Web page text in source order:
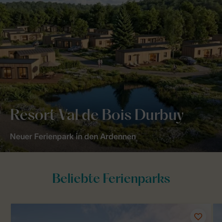
Resort Val de Bois Durbuy
Neuer Ferienpark in den Ardennen